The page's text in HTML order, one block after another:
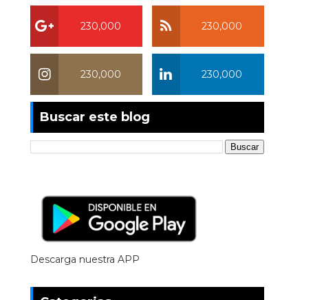
230,000
230,000
230,000
230,000
Buscar este blog
Descarga nuestra APP